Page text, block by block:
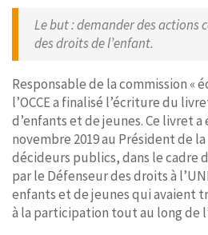
Le but : demander des actions
des droits de l’enfant.
Responsable de la commission «
l’OCCE a finalisé l’écriture du
d’enfants et de jeunes. Ce livret a
novembre 2019 au Président de
décideurs publics, dans le cadre
par le Défenseur des droits à
enfants et de jeunes qui avaient
à la participation tout au long de